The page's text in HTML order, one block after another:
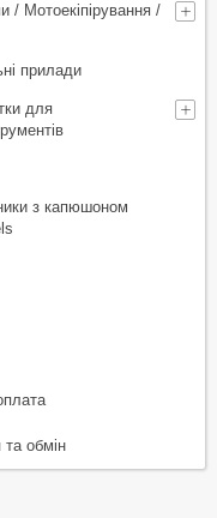
/ Мотоекіпірування /
прилади
для
з капюшоном
та обмін